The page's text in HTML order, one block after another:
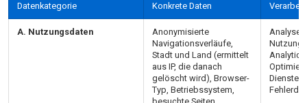
Datenkategorie Konkrete Daten
A. Nutzungsdaten
Anonymisierte
Navigationsverläufe,
Stadt und Land (ermittelt
aus IP, die danach
gelöscht wird), Browser-
Typ, Betriebssystem,
Analyse
Nutzung
Analytics
Dienstes,